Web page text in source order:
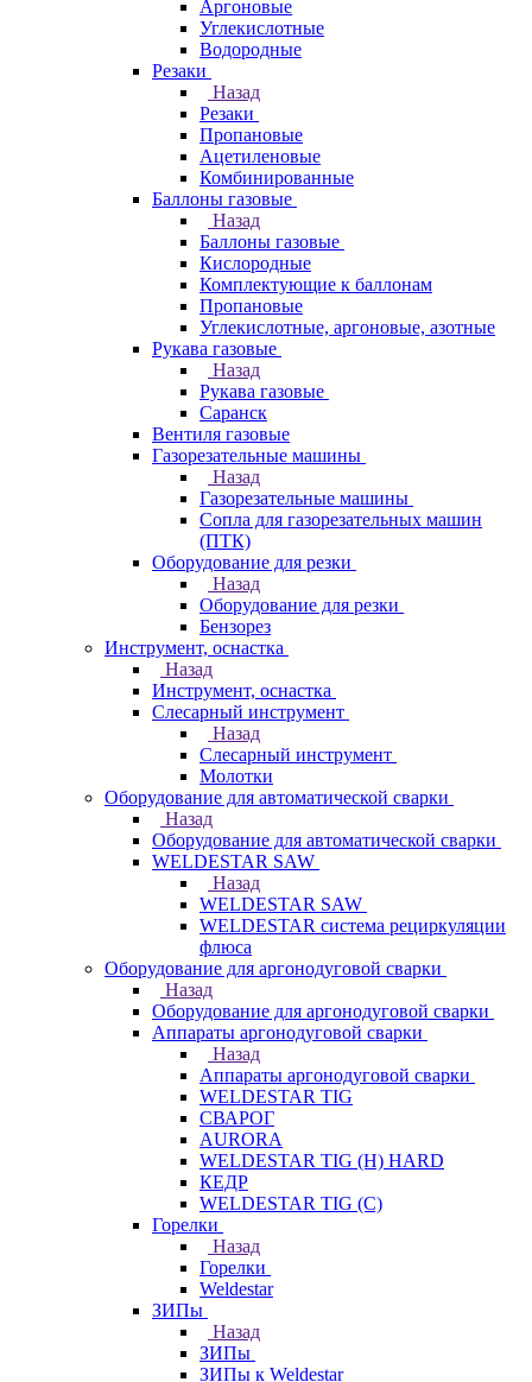
Аргоновые
Углекислотные
Водородные
Резаки
Назад
Резаки
Пропановые
Ацетиленовые
Комбинированные
Баллоны газовые
Назад
Баллоны газовые
Кислородные
Комплектующие к баллонам
Пропановые
Углекислотные, аргоновые, азотные
Рукава газовые
Назад
Рукава газовые
Саранск
Вентиля газовые
Газорезательные машины
Назад
Газорезательные машины
Сопла для газорезательных машин
(ПТК)
Оборудование для резки
Назад
Оборудование для резки
Бензорез
Инструмент, оснастка
Назад
Инструмент, оснастка
Слесарный инструмент
Назад
Слесарный инструмент
Молотки
Оборудование для автоматической сварки
Назад
Оборудование для автоматической сварки
WELDESTAR SAW
Назад
WELDESTAR SAW
WELDESTAR система рециркуляции
флюса
Оборудование для аргонодуговой сварки
Назад
Оборудование для аргонодуговой сварки
Аппараты аргонодуговой сварки
Назад
Аппараты аргонодуговой сварки
WELDESTAR TIG
СВАРОГ
AURORA
WELDESTAR TIG (H) HARD
КЕДР
WELDESTAR TIG (С)
Горелки
Назад
Горелки
Weldestar
ЗИПы
Назад
ЗИПы
ЗИПы к Weldestar